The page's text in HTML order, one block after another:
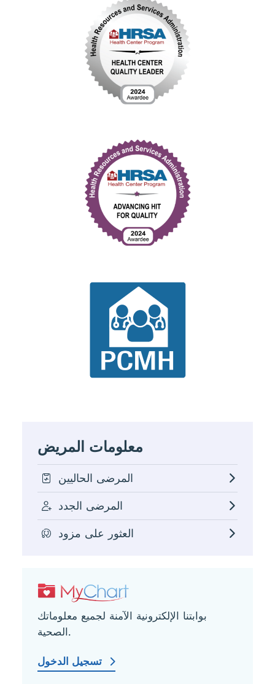
معلومات المريض
المرضى الحاليين
المرضى الجدد
العثور على مزود
بوابتنا الإلكترونية الآمنة لجميع معلوماتك
الصحية.
تسجيل الدخول